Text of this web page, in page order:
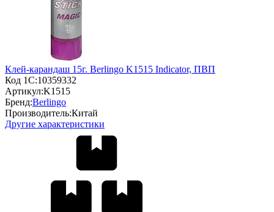
Клей-карандаш 15г. Berlingo K1515 Indicator, ПВП
Код 1С:10359332
Артикул:K1515
Бренд:Berlingo
Производитель:Китай
Другие характеристики